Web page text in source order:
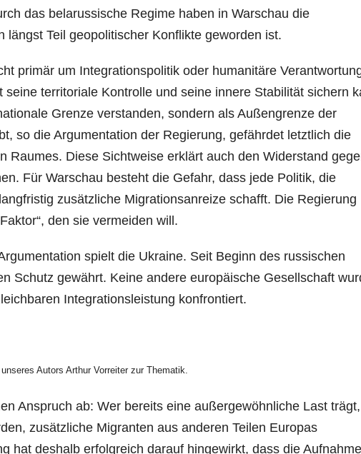
das belarussische Regime haben in Warschau die
längst Teil geopolitischer Konflikte geworden ist.
primär um Integrationspolitik oder humanitäre
territoriale Kontrolle und seine innere Stabilität sichern
Grenze verstanden, sondern als Außengrenze der
so die Argumentation der Regierung, gefährdet letztlich die
Raumes. Diese Sichtweise erklärt auch den Widerstand
Für Warschau besteht die Gefahr, dass jede Politik, die
zusätzliche Migrationsanreize schafft. Die Regierung
den sie vermeiden will.
spielt die Ukraine. Seit Beginn des russischen
Schutz gewährt. Keine andere europäische Gesellschaft
Integrationsleistung konfrontiert.
Autors Arthur Vorreiter zur Thematik.
Anspruch ab: Wer bereits eine außergewöhnliche Last trägt,
zusätzliche Migranten aus anderen Teilen Europas
hat deshalb erfolgreich darauf hingewirkt, dass die Aufnahme